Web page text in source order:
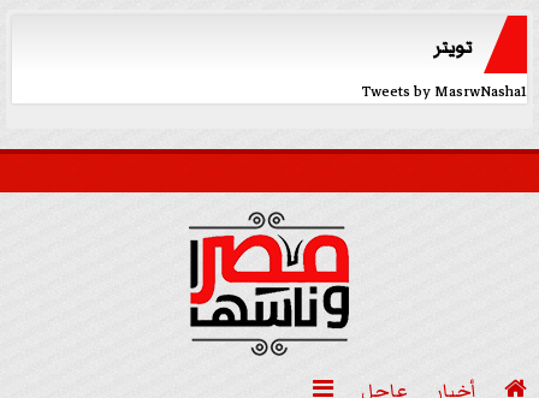
تويتر
Tweets by MasrwNasha1
 أخبار عاجل 